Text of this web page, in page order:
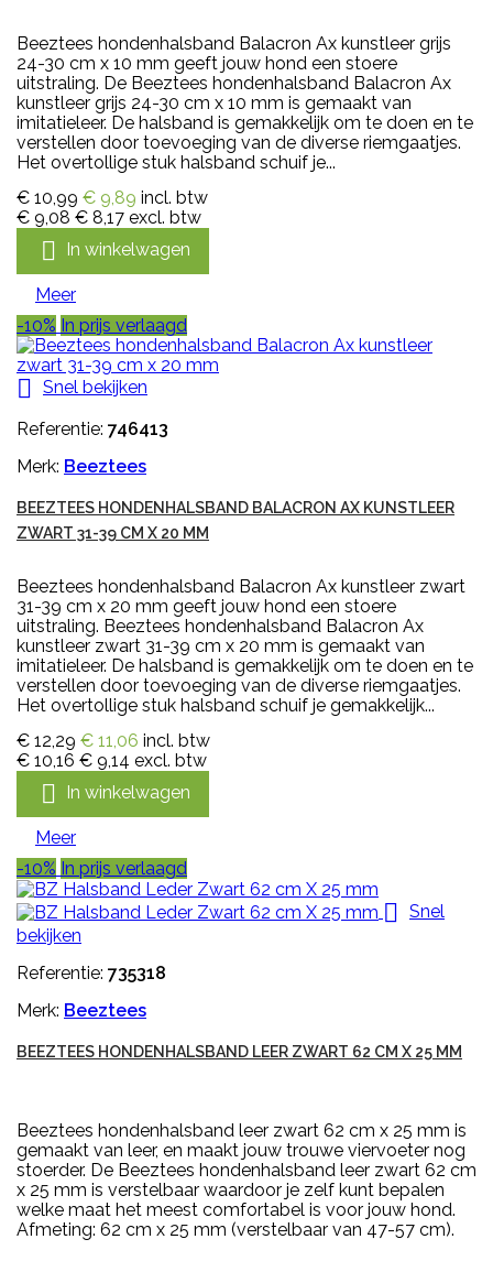
Beeztees hondenhalsband Balacron Ax kunstleer grijs
24-30 cm x 10 mm geeft jouw hond een stoere
uitstraling. De Beeztees hondenhalsband Balacron Ax
kunstleer grijs 24-30 cm x 10 mm is gemaakt van
imitatieleer. De halsband is gemakkelijk om te doen en te
verstellen door toevoeging van de diverse riemgaatjes.
Het overtollige stuk halsband schuif je...
€ 10,99 € 9,89 incl. btw
€ 9,08 € 8,17 excl. btw
 In winkelwagen
Meer
-10% In prijs verlaagd
 Snel bekijken
Referentie: 746413
Merk: Beeztees
BEEZTEES HONDENHALSBAND BALACRON AX KUNSTLEER
ZWART 31-39 CM X 20 MM
Beeztees hondenhalsband Balacron Ax kunstleer zwart
31-39 cm x 20 mm geeft jouw hond een stoere
uitstraling. Beeztees hondenhalsband Balacron Ax
kunstleer zwart 31-39 cm x 20 mm is gemaakt van
imitatieleer. De halsband is gemakkelijk om te doen en te
verstellen door toevoeging van de diverse riemgaatjes.
Het overtollige stuk halsband schuif je gemakkelijk...
€ 12,29 € 11,06 incl. btw
€ 10,16 € 9,14 excl. btw
 In winkelwagen
Meer
-10% In prijs verlaagd
 Snel
bekijken
Referentie: 735318
Merk: Beeztees
BEEZTEES HONDENHALSBAND LEER ZWART 62 CM X 25 MM
Beeztees hondenhalsband leer zwart 62 cm x 25 mm is
gemaakt van leer, en maakt jouw trouwe viervoeter nog
stoerder. De Beeztees hondenhalsband leer zwart 62 cm
x 25 mm is verstelbaar waardoor je zelf kunt bepalen
welke maat het meest comfortabel is voor jouw hond.
Afmeting: 62 cm x 25 mm (verstelbaar van 47-57 cm).